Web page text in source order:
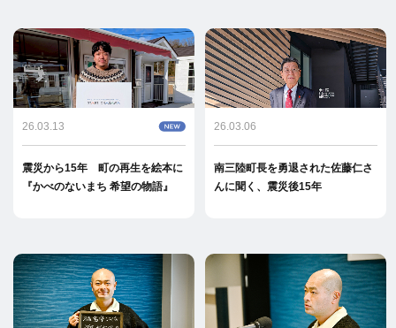
26.03.13
震災から15年 町の再生を絵本に
『かべのないまち 希望の物語』
26.03.06
南三陸町長を勇退された佐藤仁さ
んに聞く、震災後15年